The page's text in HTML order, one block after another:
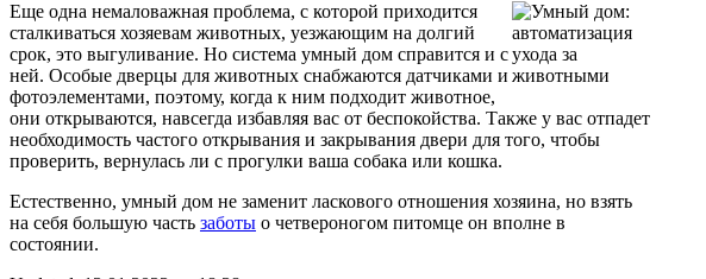
Еще одна немаловажная проблема, с которой приходится
сталкиваться хозяевам животных, уезжающим на долгий
срок, это выгуливание. Но система умный дом справится и с
ней. Особые дверцы для животных снабжаются датчиками и
фотоэлементами, поэтому, когда к ним подходит животное,
они открываются, навсегда избавляя вас от беспокойства. Также у вас отпадет
необходимость частого открывания и закрывания двери для того, чтобы
проверить, вернулась ли с прогулки ваша собака или кошка.
Естественно, умный дом не заменит ласкового отношения хозяина, но взять
на себя большую часть заботы о четвероногом питомце он вполне в
состоянии.